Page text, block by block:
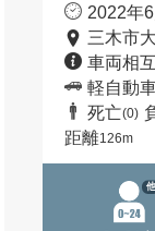
2022年
三木市
車両相
軽自動車
死亡(0)
距離126m
他